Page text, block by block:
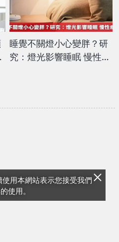
用本網站表示您接受我們
使用。
睡覺不關燈小心變胖？研
究：燈光影響睡眠 慢性病